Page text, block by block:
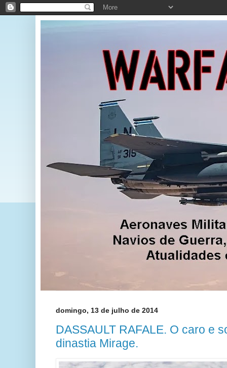
domingo, 13 de julho de 2014
DASSAULT RAFALE. O caro e
dinastia Mirage.